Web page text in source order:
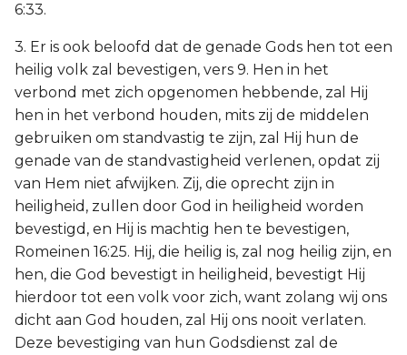
6:33.
3. Er is ook beloofd dat de genade Gods hen tot een
heilig volk zal bevestigen, vers 9. Hen in het
verbond met zich opgenomen hebbende, zal Hij
hen in het verbond houden, mits zij de middelen
gebruiken om standvastig te zijn, zal Hij hun de
genade van de standvastigheid verlenen, opdat zij
van Hem niet afwijken. Zij, die oprecht zijn in
heiligheid, zullen door God in heiligheid worden
bevestigd, en Hij is machtig hen te bevestigen,
Romeinen 16:25. Hij, die heilig is, zal nog heilig zijn, en
hen, die God bevestigt in heiligheid, bevestigt Hij
hierdoor tot een volk voor zich, want zolang wij ons
dicht aan God houden, zal Hij ons nooit verlaten.
Deze bevestiging van hun Godsdienst zal de